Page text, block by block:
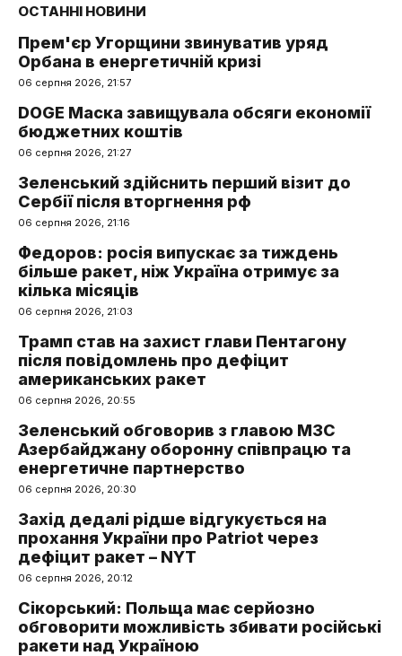
ОСТАННІ НОВИНИ
Прем'єр Угорщини звинуватив уряд
Орбана в енергетичній кризі
06 серпня 2026, 21:57
DOGE Маска завищувала обсяги економії
бюджетних коштів
06 серпня 2026, 21:27
Зеленський здійснить перший візит до
Сербії після вторгнення рф
06 серпня 2026, 21:16
Федоров: росія випускає за тиждень
більше ракет, ніж Україна отримує за
кілька місяців
06 серпня 2026, 21:03
Трамп став на захист глави Пентагону
після повідомлень про дефіцит
американських ракет
06 серпня 2026, 20:55
Зеленський обговорив з главою МЗС
Азербайджану оборонну співпрацю та
енергетичне партнерство
06 серпня 2026, 20:30
Захід дедалі рідше відгукується на
прохання України про Patriot через
дефіцит ракет – NYT
06 серпня 2026, 20:12
Сікорський: Польща має серйозно
обговорити можливість збивати російські
ракети над Україною